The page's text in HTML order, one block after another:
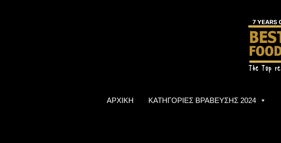
ΑΡΧΙΚΗ ΚΑΤΗΓΟΡΙΕΣ ΒΡΑΒΕΥΣΗΣ 2024